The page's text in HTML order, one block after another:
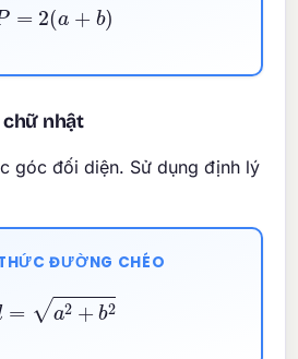
P 2(a+ b )
nhật
góc đối diện. Sử dụng định lý
ĐƯỜNG CHÉO
2+b2